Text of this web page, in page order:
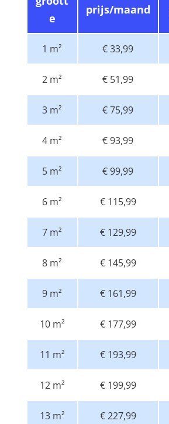
e
prijs/maand
1 m² € 33,99
2 m² € 51,99
3 m² € 75,99
4 m² € 93,99
5 m² € 99,99
6 m² € 115,99
7 m² € 129,99
8 m² € 145,99
9 m² € 161,99
10 m² € 177,99
11 m² € 193,99
12 m² € 199,99
13 m² € 227,99